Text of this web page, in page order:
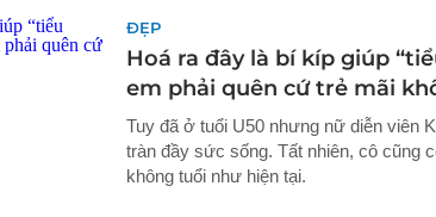
ĐẸP
Hoá ra đây là bí kíp giúp
em phải quên cứ trẻ mãi
Tuy đã ở tuổi U50 nhưng nữ diễn viên
tràn đầy sức sống. Tất nhiên, cô cũng
không tuổi như hiện tại.